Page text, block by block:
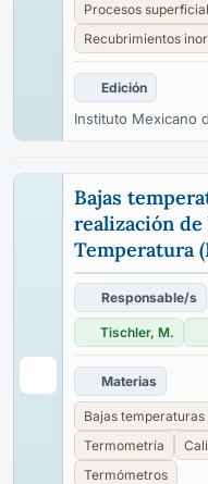
Procesos
Recubrimientos
Edición
Instituto Mexicano
Bajas
realización de
Temperatura
Responsable/s
Tischler, M.
Materias
Bajas temperaturas
Termometría
Termómetros